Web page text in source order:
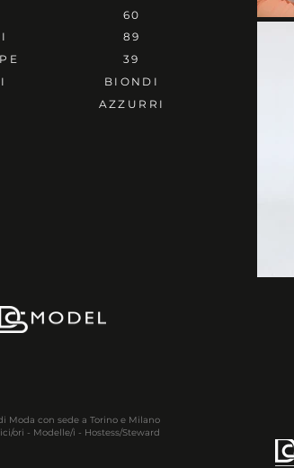
60
89
39
BIONDI
AZZURRI
Moda con sede a Torino e Milano
ori - Modelle/i - Hostess/Steward